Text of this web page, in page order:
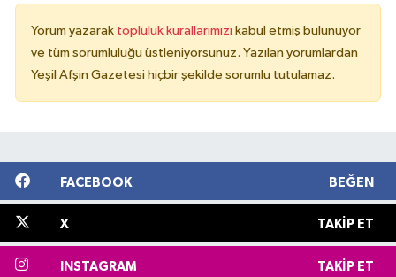
Yorum yazarak topluluk kurallarımızı kabul etmiş bulunuyor
ve tüm sorumluluğu üstleniyorsunuz. Yazılan yorumlardan
Yeşil Afşin Gazetesi hiçbir şekilde sorumlu tutulamaz.
FACEBOOK BEĞEN
X TAKIP ET
INSTAGRAM TAKIP ET